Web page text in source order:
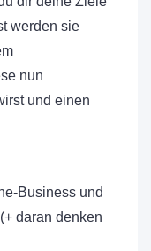
werden sie
nun
und einen
Business und
daran denken